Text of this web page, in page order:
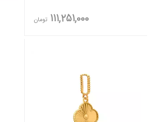
111,251,000 تومان